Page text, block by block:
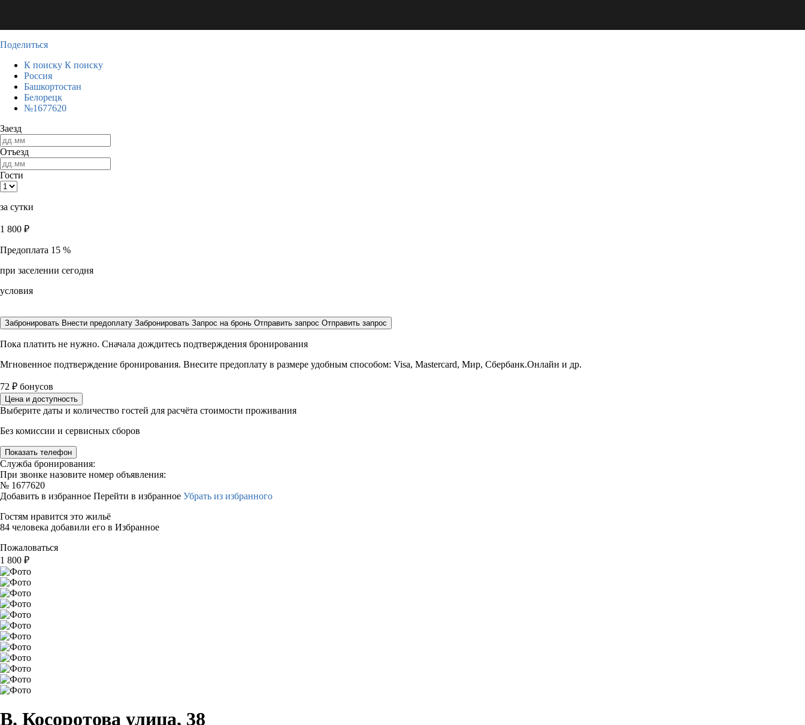
Поделиться
К поиску К поиску
Россия
Башкортостан
Белорецк
№1677620
Заезд
Отъезд
Гости
за сутки
1 800 ₽
Предоплата 15 %
при заселении сегодня
условия
Забронировать Внести предоплату Забронировать Запрос на бронь Отправить запрос Отправить запрос
Пока платить не нужно. Сначала дождитесь подтверждения бронирования
Мгновенное подтверждение бронирования. Внесите предоплату в размере удобным способом: Visa, Mastercard, Мир, Сбербанк.Онлайн и др.
72 ₽ бонусов
Цена и доступность
Выберите даты и количество гостей для расчёта стоимости проживания
Без комиссии и сервисных сборов
Показать телефон
Служба бронирования:
При звонке назовите номер объявления:
№ 1677620
Добавить в избранное Перейти в избранное Убрать из избранного
Гостям нравится это жильё
84 человека добавили его в Избранное
Пожаловаться
1 800 ₽
В. Косоротова улица, 38